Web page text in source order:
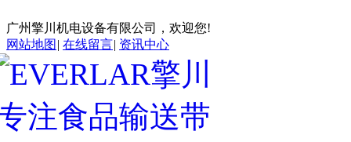
广州擎川机电设备有限公司，欢迎您!
网站地图 | 在线留言| 资讯中心